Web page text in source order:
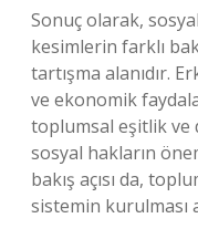
Sonuç olarak,
kesimlerin farklı
tartışma alanıdır.
ve ekonomik
toplumsal eşitlik ve
sosyal hakların
bakış açısı da,
sistemin kurulması